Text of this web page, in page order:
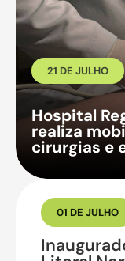
21 DE JULHO
Hospital
realiza
cirurgias e
01 DE JULHO